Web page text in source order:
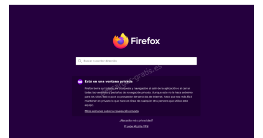
La mayoría de los navegadores Web permiten su uso
en modo quiosco (kiosko) para que los usuarios no
puedan salir del navegador y modificar ajustes sin
permiso, esta función se usa normalmente en
dispositivos táctiles y de uso público, así con las
correspondientes modificaciones. No es necesario
instalar extensiones (complementos […]